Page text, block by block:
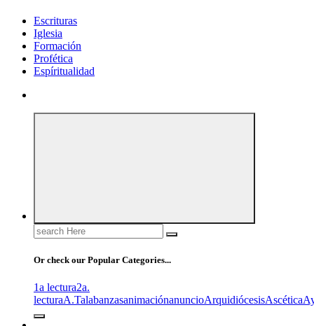
Escrituras
Iglesia
Formación
Profética
Espíritualidad
Search
for:
Or check our Popular Categories...
1a lectura2a.
lecturaA.TalabanzasanimaciónanuncioArquidiócesisAscética